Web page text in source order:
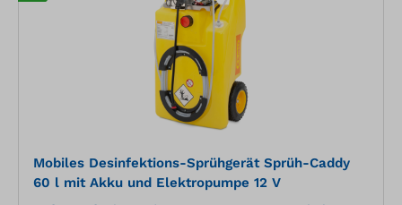
Mobiles Desinfektions-Sprühgerät Sprüh-Caddy
60 l mit Akku und Elektropumpe 12 V